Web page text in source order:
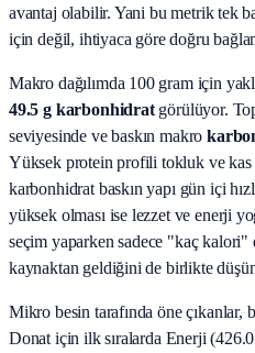
avantaj olabilir. Yani bu metrik tek
için değil, ihtiyaca göre doğru
Makro dağılımda 100 gram için
49.5 g karbonhidratgörülüyor.
seviyesinde ve baskın makro
Yüksek protein profili tokluk ve kas
karbonhidrat baskın yapı gün içi
yüksek olması ise lezzet ve enerji
seçim yaparken sadece "kaç
kaynaktan geldiğini de birlikte
Mikro besin tarafında öne
Donat için ilk sıralarda Enerji